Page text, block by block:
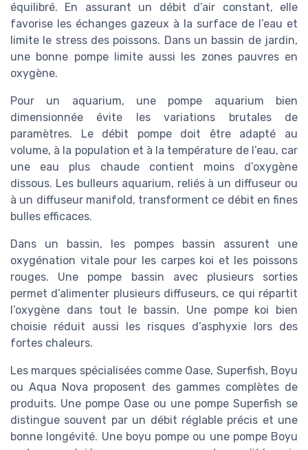
équilibré. En assurant un débit d’air constant, elle
favorise les échanges gazeux à la surface de l’eau et
limite le stress des poissons. Dans un bassin de jardin,
une bonne pompe limite aussi les zones pauvres en
oxygène.
Pour un aquarium, une pompe aquarium bien
dimensionnée évite les variations brutales de
paramètres. Le débit pompe doit être adapté au
volume, à la population et à la température de l’eau, car
une eau plus chaude contient moins d’oxygène
dissous. Les bulleurs aquarium, reliés à un diffuseur ou
à un diffuseur manifold, transforment ce débit en fines
bulles efficaces.
Dans un bassin, les pompes bassin assurent une
oxygénation vitale pour les carpes koi et les poissons
rouges. Une pompe bassin avec plusieurs sorties
permet d’alimenter plusieurs diffuseurs, ce qui répartit
l’oxygène dans tout le bassin. Une pompe koi bien
choisie réduit aussi les risques d’asphyxie lors des
fortes chaleurs.
Les marques spécialisées comme Oase, Superfish, Boyu
ou Aqua Nova proposent des gammes complètes de
produits. Une pompe Oase ou une pompe Superfish se
distingue souvent par un débit réglable précis et une
bonne longévité. Une boyu pompe ou une pompe Boyu